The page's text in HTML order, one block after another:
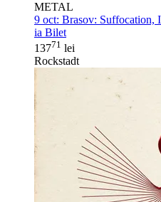
METAL
9 oct: Brasov: Suffocation,
ia Bilet
13771 lei
Rockstadt